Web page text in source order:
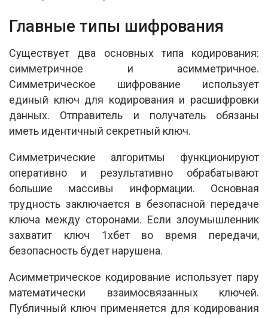
Главные типы шифрования
Существует два основных типа кодирования:
симметричное и асимметричное.
Симметрическое шифрование использует
единый ключ для кодирования и расшифровки
данных. Отправитель и получатель обязаны
иметь идентичный секретный ключ.
Симметрические алгоритмы функционируют
оперативно и результативно обрабатывают
большие массивы информации. Основная
трудность заключается в безопасной передаче
ключа между сторонами. Если злоумышленник
захватит ключ 1хбет во время передачи,
безопасность будет нарушена.
Асимметрическое кодирование использует пару
математически взаимосвязанных ключей.
Публичный ключ применяется для кодирования